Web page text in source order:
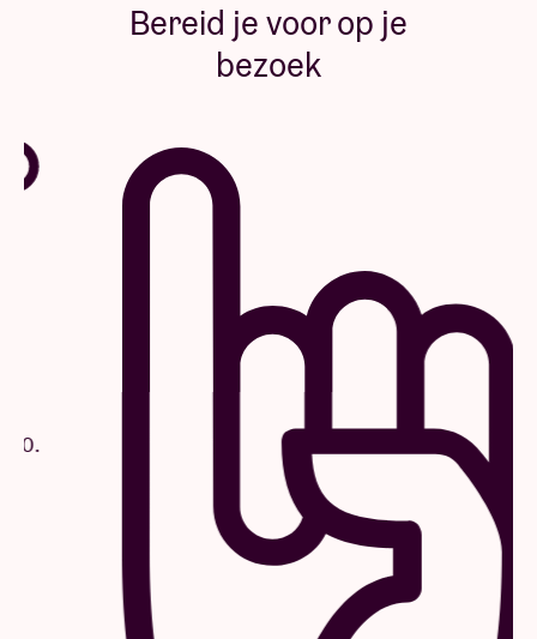
Bereid je voor op je
bezoek